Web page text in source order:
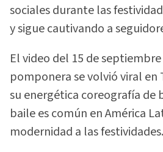
sociales durante las
y sigue cautivando a
El video del 15 de
pomponera se volvió viral en
su energética coreografía de
baile es común en América
modernidad a las festividades.